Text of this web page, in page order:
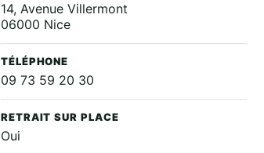
14, Avenue Villermont
06000 Nice
TÉLÉPHONE
09 73 59 20 30
RETRAIT SUR PLACE
Oui